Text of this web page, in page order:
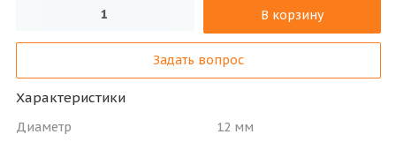
В корзину
Задать вопрос
Характеристики
Диаметр
12 мм